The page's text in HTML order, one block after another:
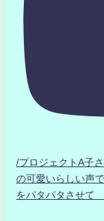
/プロジェクトA
の可愛いらしい声
をパタパタさせて